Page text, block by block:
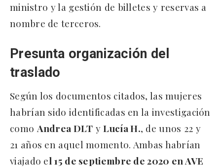
ministro y la gestión de billetes y reservas a
nombre de terceros.
Presunta organización del
traslado
Según los documentos citados, las mujeres
habrían sido identificadas en la investigación
comoAndrea DLT yLucía H., de unos 22 y
21 años en aquel momento. Ambas habrían
viajado el 15 de septiembre de 2020 en AVE